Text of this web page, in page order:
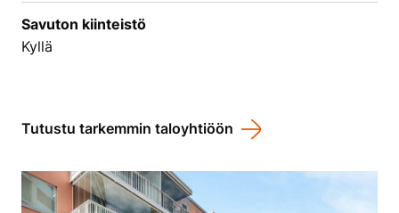
Savuton kiinteistö
Kyllä
Tutustu tarkemmin taloyhtiöön